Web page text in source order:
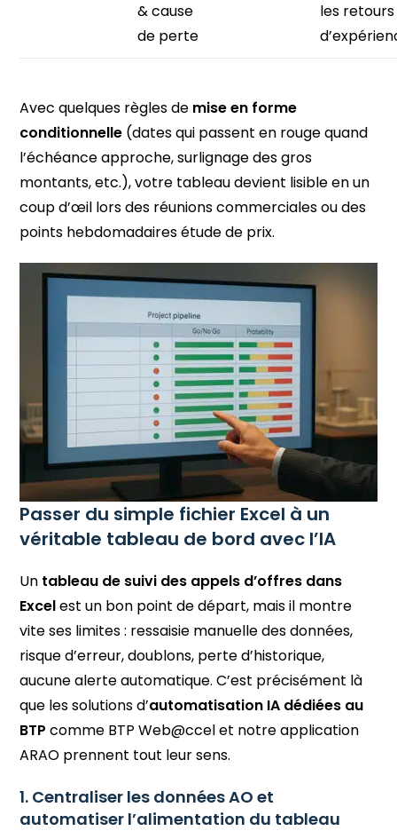
& cause
de perte
les retours
Avec quelques règles de mise en forme
conditionnelle (dates qui passent en rouge quand
l’échéance approche, surlignage des gros
montants, etc.), votre tableau devient lisible en un
coup d’œil lors des réunions commerciales ou des
points hebdomadaires étude de prix.
Passer du simple fichier Excel à un
véritable tableau de bord avec l’IA
Un tableau de suivi des appels d’offres dans
Excelest un bon point de départ, mais il montre
vite ses limites : ressaisie manuelle des données,
risque d’erreur, doublons, perte d’historique,
aucune alerte automatique. C’est précisément là
que les solutions d’automatisation IA dédiées au
BTP comme BTP Web@ccel et notre application
ARAO prennent tout leur sens.
1. Centraliser les données AO et
automatiser l’alimentation du tableau